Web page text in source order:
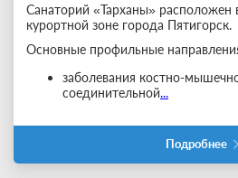
Санаторий «Тарханы» расположен
курортной зоне города Пятигорск.
Основные профильные
заболевания костно-
соединительной...
Подробнее